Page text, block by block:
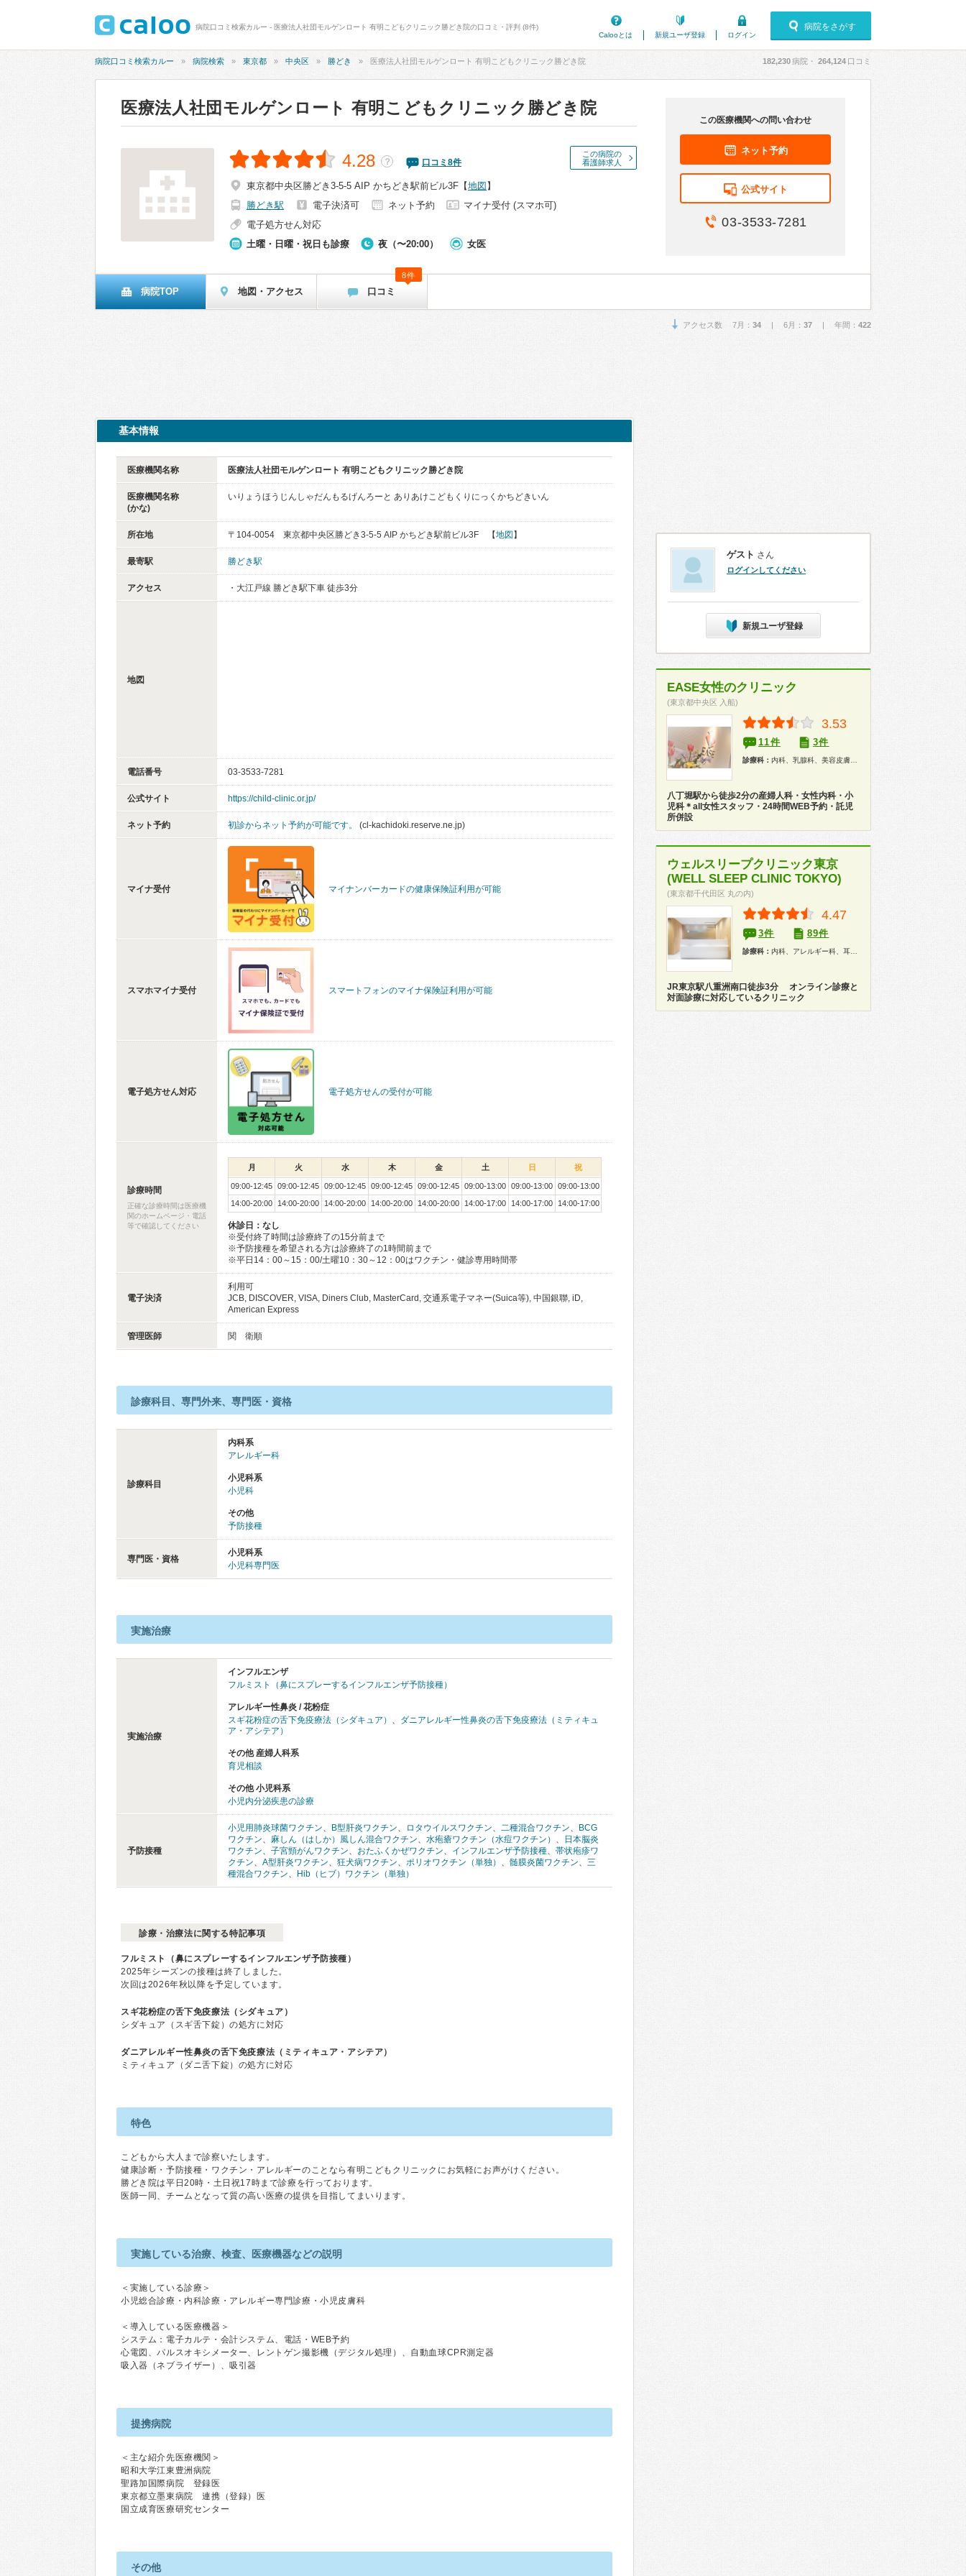
病院口コミ検索カルー - 医療法人社団モルゲンロート 有明こどもクリニック勝どき院の口コミ・評判 (8件)
Calooとは
新規ユーザ登録 ログイン
病院をさがす
病院口コミ検索カルー 病院検索 東京都 中央区 勝どき 医療法人社団モルゲンロート 有明こどもクリニック勝どき院 182,230病院・ 264,124 口コミ
医療法人社団モルゲンロート 有明こどもクリニック勝どき院
この病院の
看護師求人
4.28 ？ 口コミ 8件
東京都中央区勝どき3-5-5 AIP かちどき駅前ビル3F 【地図 】
勝どき駅
電子決済可 ネット予約
マイナ受付 (スマホ可)
電子処方せん対応
土曜・日曜・祝日も診療
夜（〜20:00） 女医
この医療機関への問い合わせ
ネット予約
公式サイト
03-3533-7281
病院TOP 地図・アクセス 口コミ
8件
アクセス数 7月： 34 | 6月： 37 | 年間： 422
基本情報
医療機関名称 医療法人社団モルゲンロート 有明こどもクリニック勝どき院
医療機関名称
(かな)
いりょうほうじんしゃだんもるげんろーと ありあけこどもくりにっくかちどきいん
所在地 〒104-0054 東京都中央区勝どき3-5-5 AIP かちどき駅前ビル3F 【地図 】
最寄駅 勝どき駅
アクセス ・大江戸線 勝どき駅下車 徒歩3分
地図
電話番号 03-3533-7281
公式サイト https://child-clinic.or.jp/
ネット予約 初診からネット予約が可能です。 (cl-kachidoki.reserve.ne.jp)
マイナ受付 マイナンバーカードの健康保険証利用が可能
スマホマイナ受付 スマートフォンのマイナ保険証利用が可能
電子処方せん対応 電子処方せんの受付が可能
診療時間
正確な診療時間は医療機
関のホームページ・電話
等で確認してください
月 火 水 木 金 土 日 祝
09:00-12:45 09:00-12:45 09:00-12:45 09:00-12:45 09:00-12:45 09:00-13:00 09:00-13:00 09:00-13:00
14:00-20:00
14:00-20:00 14:00-20:00 14:00-20:00 14:00-20:00 14:00-17:00 14:00-17:00 14:00-17:00
休診日：なし
※受付終了時間は診療終了の15分前まで
※予防接種を希望される方は診療終了の1時間前まで
※平日14：00～15：00/土曜10：30～12：00はワクチン・健診専用時間帯
電子決済
利用可
JCB, DISCOVER, VISA, Diners Club, MasterCard, 交通系電子マネー(Suica等), 中国銀聯, iD,
American Express
管理医師 関 衛順
診療科目、専門外来、専門医・資格
診療科目
内科系
アレルギー科
小児科系
小児科
その他
予防接種
専門医・資格
小児科系
小児科専門医
実施治療
実施治療
インフルエンザ
フルミスト（鼻にスプレーするインフルエンザ予防接種）
アレルギー性鼻炎 / 花粉症
スギ花粉症の舌下免疫療法（シダキュア） 、 ダニアレルギー性鼻炎の舌下免疫療法（ミティキュ
ア・アシテア）
その他 産婦人科系
育児相談
その他 小児科系
小児内分泌疾患の診療
予防接種
小児用肺炎球菌ワクチン、 B型肝炎ワクチン、 ロタウイルスワクチン、 二種混合ワクチン、
BCG
ワクチン、 麻しん（はしか）風しん混合ワクチン、 水疱瘡ワクチン（水痘ワクチン） 、
日本脳炎
ワクチン、 子宮頸がんワクチン、 おたふくかぜワクチン、 インフルエンザ予防接種、 帯状疱疹ワ
クチン、 A型肝炎ワクチン、 狂犬病ワクチン、 ポリオワクチン（単独） 、 髄膜炎菌ワクチン、 三
種混合ワクチン、 Hib（ヒブ）ワクチン（単独）
診療・治療法に関する特記事項
フルミスト（鼻にスプレーするインフルエンザ予防接種）
2025年シーズンの接種は終了しました。
次回は2026年秋以降を予定しています。
スギ花粉症の舌下免疫療法（シダキュア）
シダキュア（スギ舌下錠）の処方に対応
ダニアレルギー性鼻炎の舌下免疫療法（ミティキュア・アシテア）
ミティキュア（ダニ舌下錠）の処方に対応
特色
こどもから大人まで診察いたします。
健康診断・予防接種・ワクチン・アレルギーのことなら有明こどもクリニックにお気軽にお声がけください。
勝どき院は平日20時・土日祝17時まで診療を行っております。
医師一同、チームとなって質の高い医療の提供を目指してまいります。
実施している治療、検査、医療機器などの説明
＜実施している診療＞
小児総合診療・内科診療・アレルギー専門診療・小児皮膚科
＜導入している医療機器＞
システム：電子カルテ・会計システム、電話・WEB予約
心電図、パルスオキシメーター、レントゲン撮影機（デジタル処理）、自動血球CPR測定器
吸入器（ネブライザー）、吸引器
提携病院
＜主な紹介先医療機関＞
昭和大学江東豊洲病院
聖路加国際病院 登録医
東京都立墨東病院 連携（登録）医
国立成育医療研究センター
その他
ゲスト さん
ログインしてください
新規ユーザ登録
EASE女性のクリニック
(東京都中央区 入船)
3.53
11件 3件
診療科： 内科、乳腺科、美容皮膚科、婦人科、産婦人科、小児科、漢方、人間ドック
八丁堀駅から徒歩2分の産婦人科・女性内科・小
児科＊all女性スタッフ・24時間WEB予約・託児
所併設
ウェルスリープクリニック東京
(WELL SLEEP CLINIC TOKYO)
(東京都千代田区 丸の内)
4.47
3件 89件
診療科： 内科、アレルギー科、耳鼻咽喉科
JR東京駅八重洲南口徒歩3分 オンライン診療と
対面診療に対応しているクリニック